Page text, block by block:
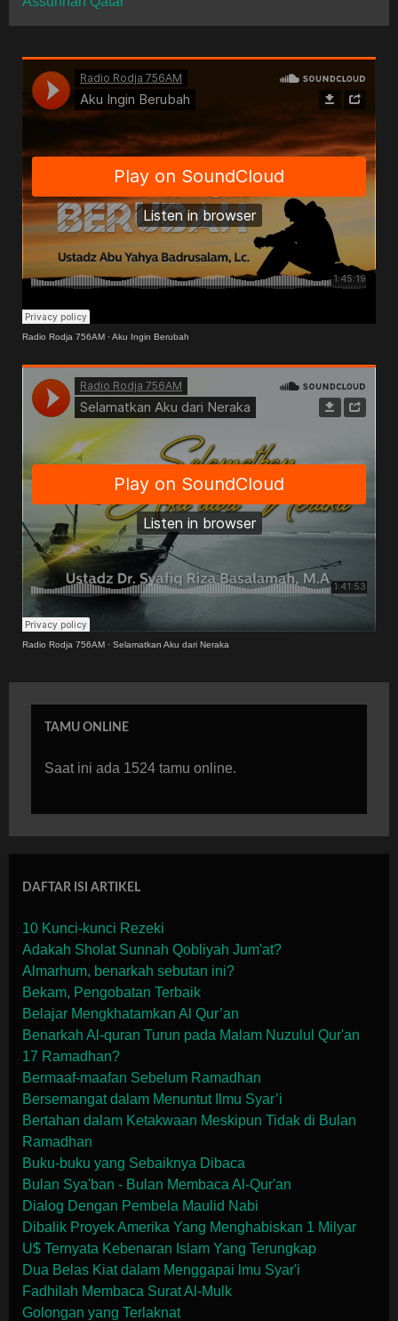
Radio Rodja 756AM ·Aku Ingin Berubah
Radio Rodja 756AM · Selamatkan Aku dari Neraka
TAMU ONLINE
Saat ini ada 1524 tamu online.
DAFTAR ISI ARTIKEL
10 Kunci-kunci Rezeki
Adakah Sholat Sunnah Qobliyah Jum'at?
Almarhum, benarkah sebutan ini?
Bekam, Pengobatan Terbaik
Belajar Mengkhatamkan Al Qur’an
Benarkah Al-quran Turun pada Malam Nuzulul Qur'an
17 Ramadhan?
Bermaaf-maafan Sebelum Ramadhan
Bersemangat dalam Menuntut Ilmu Syar’i
Bertahan dalam Ketakwaan Meskipun Tidak di Bulan
Ramadhan
Buku-buku yang Sebaiknya Dibaca
Bulan Sya'ban - Bulan Membaca Al-Qur'an
Dialog Dengan Pembela Maulid Nabi
Dibalik Proyek Amerika Yang Menghabiskan 1 Milyar
U$ Ternyata Kebenaran Islam Yang Terungkap
Dua Belas Kiat dalam Menggapai lmu Syar'i
Fadhilah Membaca Surat Al-Mulk
Golongan yang Terlaknat